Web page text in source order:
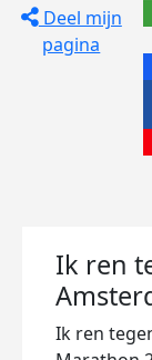
Deel mijn
pagina
Ik ren
Ik ren